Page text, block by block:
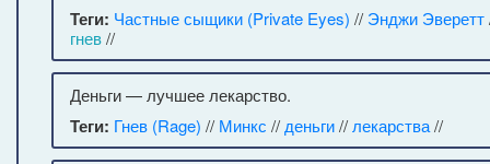
Теги: Частные сыщики (Private Eyes) // Энджи Эверетт
гнев//
Деньги — лучшее лекарство.
Теги: Гнев (Rage) // Минкс // деньги// лекарства//